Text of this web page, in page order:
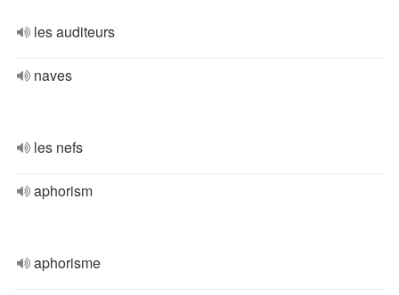
les auditeurs
naves
les nefs
aphorism
aphorisme